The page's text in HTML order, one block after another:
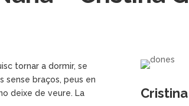
tornar a dormir, se
sense braços, peus en
deixe de veure. La